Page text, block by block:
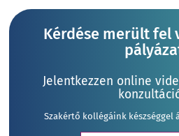
Kérdése merült fel
Jelentkezzen online
Szakértő kollégáink készséggel